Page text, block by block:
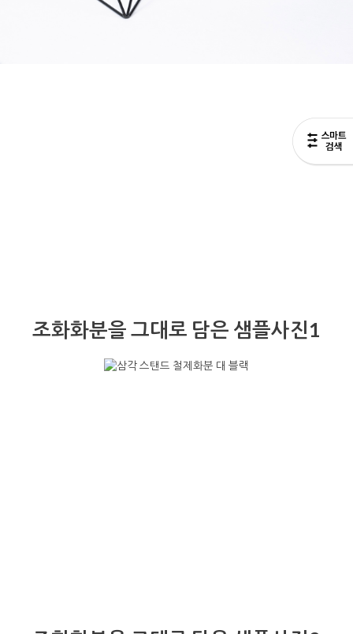
조화화분을 그대로 담은 샘플사진1